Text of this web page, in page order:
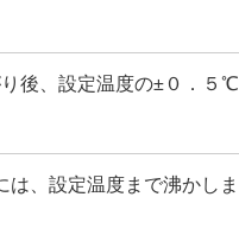
後、設定温度の±０．５℃
、設定温度まで沸かしま